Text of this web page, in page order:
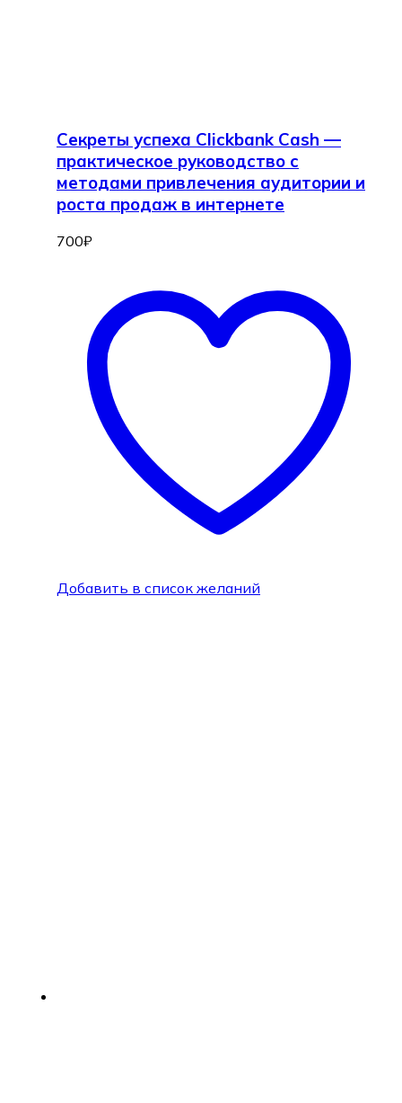
Секреты успеха Clickbank Cash —
практическое руководство с
методами привлечения аудитории и
роста продаж в интернете
700₽
Добавить в список желаний